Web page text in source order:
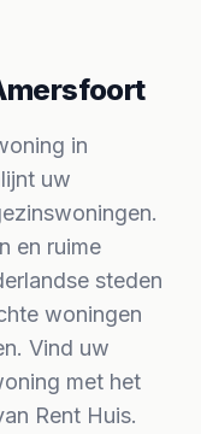
in
uw
en ruime
steden
woningen
Vind uw
met het
Rent Huis.